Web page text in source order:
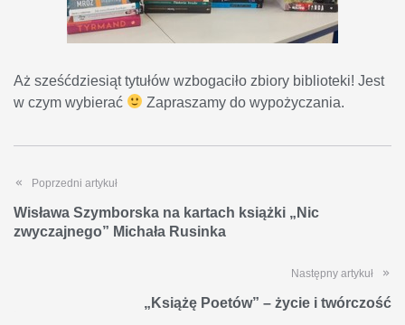
Aż sześćdziesiąt tytułów wzbogaciło zbiory biblioteki! Jest
w czym wybierać
Zapraszamy do wypożyczania.
Poprzedni artykuł
Wisława Szymborska na kartach książki „Nic
zwyczajnego” Michała Rusinka
Następny artykuł
„Książę Poetów” – życie i twórczość